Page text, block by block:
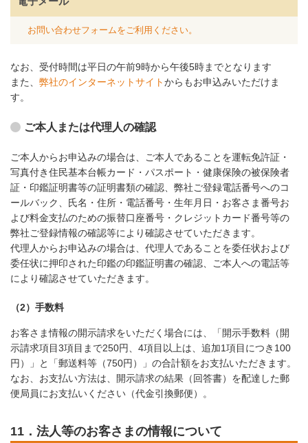
お問い合わせフォームをご利用ください。
なお、受付時間は平日の午前9時から午後5時までとなります
また、 弊社のインターネットサイトからもお申込みいただけま
す。
ご本人または代理人の確認
ご本人からお申込みの場合は、ご本人であることを運転免許証・
写真付き住民基本台帳カード・パスポート・健康保険の被保険者
証・印鑑証明書等の証明書類の確認、弊社ご登録電話番号へのコ
ールバック、氏名・住所・電話番号・生年月日・お客さま番号お
よび料金支払のための振替口座番号・クレジットカード番号等の
弊社ご登録情報の確認等により確認させていただきます。
代理人からお申込みの場合は、代理人であることを委任状および
委任状に押印された印鑑の印鑑証明書の確認、ご本人への電話等
により確認させていただきます。
（2）手数料
お客さま情報の開示請求をいただく場合には、「開示手数料（開
示請求項目3項目まで250円、4項目以上は、追加1項目につき100
円）」と「郵送料等（750円）」の合計額をお支払いただきます。
なお、お支払い方法は、開示請求の結果（回答書）を配達した郵
便局員にお支払いください（代金引換郵便）。
11．法人等のお客さまの情報について